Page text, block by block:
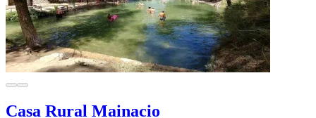
Casa Rural Mainacio